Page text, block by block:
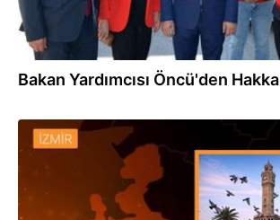
Bakan Yardımcısı Öncü'den
26.06.2022